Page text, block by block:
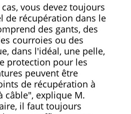
vous devez toujours
de récupération dans le
des gants, des
courroies ou des
dans l'idéal, une pelle,
protection pour les
peuvent être
de récupération à
câble", explique M.
il faut toujours